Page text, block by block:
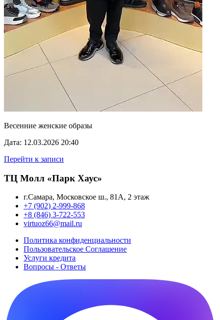
Весенние женские образы
Дата: 12.03.2026 20:40
Перейти к записи
ТЦ Молл «Парк Хаус»
г.Самара, Московское ш., 81А, 2 этаж
+7 (902) 2-999-868
+8 (846) 3-722-553
virtuoz66@mail.ru
Политика конфиденциальности
Пользовательское Cоглашение
Услуги кредита
Вопросы - Ответы